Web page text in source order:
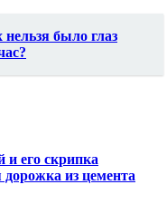
нельзя было глаз
и его скрипка
из цемента